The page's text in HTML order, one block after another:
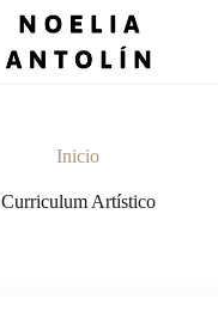
Inicio
Curriculum Artístico